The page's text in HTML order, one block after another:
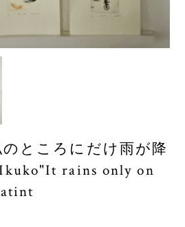
ところにだけ雨が降
rains only on